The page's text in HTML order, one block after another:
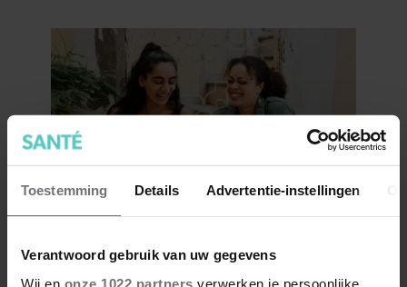
Toestemming Details Advertentie-instellingen
Verantwoord gebruik van uw gegevens
Wij en onze 1022 partners verwerken je persoonlijke